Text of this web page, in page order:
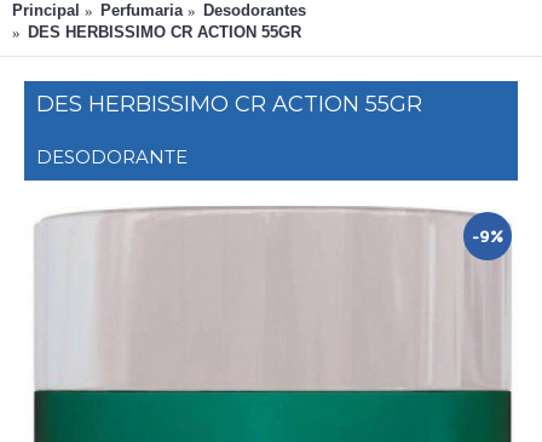
Principal Perfumaria
Desodorantes
DES HERBISSIMO CR ACTION 55GR
DES HERBISSIMO CR ACTION 55GR
DESODORANTE
-9%